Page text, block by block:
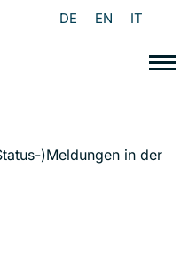
DE EN IT
)Meldungen in der